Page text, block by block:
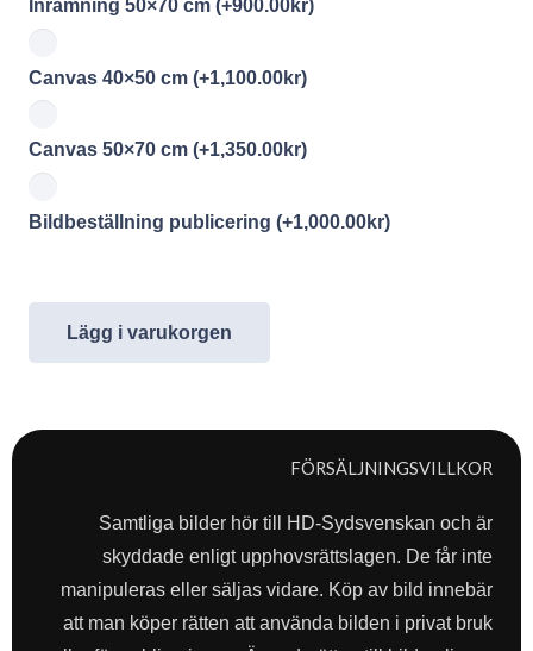
Inramning 50×70 cm (+900.00kr)
Canvas 40×50 cm (+1,100.00kr)
Canvas 50×70 cm (+1,350.00kr)
Bildbeställning publicering (+1,000.00kr)
Lägg i varukorgen
FÖRSÄLJNINGSVILLKOR
Samtliga bilder hör till HD-Sydsvenskan och är
skyddade enligt upphovsrättslagen. De får inte
manipuleras eller säljas vidare. Köp av bild innebär
att man köper rätten att använda bilden i privat bruk